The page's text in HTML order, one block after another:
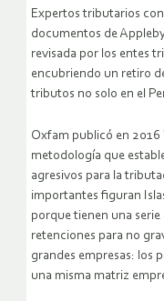
Expertos tributarios
documentos de
revisada por los entes
encubriendo un retiro
tributos no solo en el
Oxfam publicó en 2016
metodología que
agresivos para la
importantes figuran
porque tienen una
retenciones para no
grandes empresas: los
una misma matriz